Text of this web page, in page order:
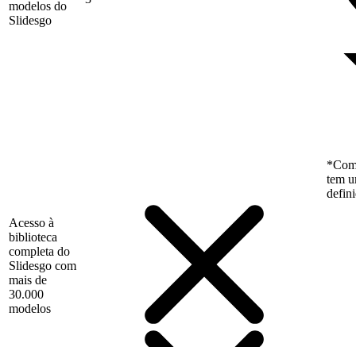
modelos do
Slidesgo
tem
Acesso à
biblioteca
completa do
Slidesgo com
mais de
30.000
modelos